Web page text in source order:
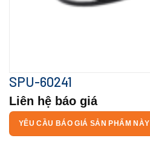
SPU-60241
Liên hệ báo giá
YÊU CẦU BÁO GIÁ SẢN PHẨM NÀY